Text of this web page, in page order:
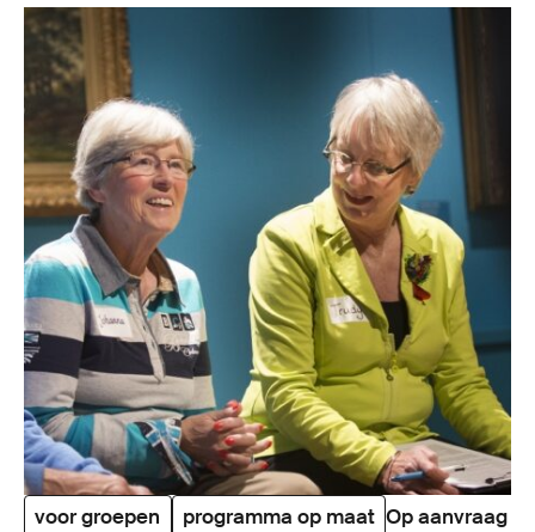
voor groepen programma op maat Op aanvraag